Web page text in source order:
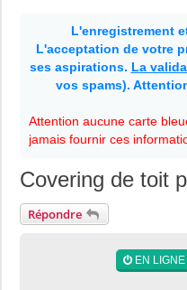
L'enregistrement
L'acceptation de votre
ses aspirations. La
vos spams).
Attention aucune carte
jamais fournir ces
Covering de toit
Répondre
EN LIGNE